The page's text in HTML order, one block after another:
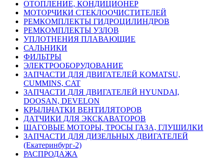
ОТОПЛЕНИЕ, КОНДИЦИОНЕР
МОТОРЧИКИ СТЕКЛООЧИСТИТЕЛЕЙ
РЕМКОМПЛЕКТЫ ГИДРОЦИЛИНДРОВ
РЕМКОМПЛЕКТЫ УЗЛОВ
УПЛОТНЕНИЯ ПЛАВАЮЩИЕ
САЛЬНИКИ
ФИЛЬТРЫ
ЭЛЕКТРООБОРУДОВАНИЕ
ЗАПЧАСТИ ДЛЯ ДВИГАТЕЛЕЙ KOMATSU,
CUMMINS, CAT
ЗАПЧАСТИ ДЛЯ ДВИГАТЕЛЕЙ HYUNDAI,
DOOSAN, DEVELON
КРЫЛЬЧАТКИ ВЕНТИЛЯТОРОВ
ДАТЧИКИ ДЛЯ ЭКСКАВАТОРОВ
ШАГОВЫЕ МОТОРЫ, ТРОСЫ ГАЗА, ГЛУШИЛКИ
ЗАПЧАСТИ ДЛЯ ДИЗЕЛЬНЫХ ДВИГАТЕЛЕЙ
(Екатеринбург-2)
РАСПРОДАЖА